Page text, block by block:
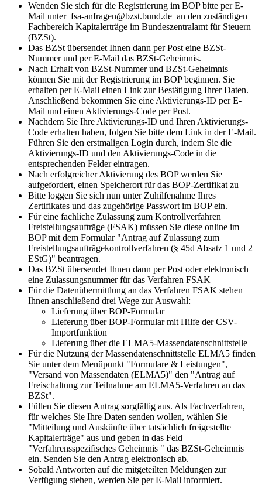
Wenden Sie sich für die Registrierung im BOP bitte per E-
Mail unter fsa-anfragen@bzst.bund.de an den zuständigen
Fachbereich Kapitalerträge im Bundeszentralamt für Steuern
(BZSt).
Das BZSt übersendet Ihnen dann per Post eine BZSt-
Nummer und per E-Mail das BZSt-Geheimnis.
Nach Erhalt von BZSt-Nummer und BZSt-Geheimnis
können Sie mit der Registrierung im BOP beginnen. Sie
erhalten per E-Mail einen Link zur Bestätigung Ihrer Daten.
Anschließend bekommen Sie eine Aktivierungs-ID per E-
Mail und einen Aktivierungs-Code per Post.
Nachdem Sie Ihre Aktivierungs-ID und Ihren Aktivierungs-
Code erhalten haben, folgen Sie bitte dem Link in der E-Mail.
Führen Sie den erstmaligen Login durch, indem Sie die
Aktivierungs-ID und den Aktivierungs-Code in die
entsprechenden Felder eintragen.
Nach erfolgreicher Aktivierung des BOP werden Sie
aufgefordert, einen Speicherort für das BOP-Zertifikat zu
Bitte loggen Sie sich nun unter Zuhilfenahme Ihres
Zertifikates und das zugehörige Passwort im BOP ein.
Für eine fachliche Zulassung zum Kontrollverfahren
Freistellungsaufträge (FSAK) müssen Sie diese online im
BOP mit dem Formular "Antrag auf Zulassung zum
Freistellungsaufträgekontrollverfahren (§ 45d Absatz 1 und 2
EStG)" beantragen.
Das BZSt übersendet Ihnen dann per Post oder elektronisch
eine Zulassungsnummer für das Verfahren FSAK
Für die Datenübermittlung an das Verfahren FSAK stehen
Ihnen anschließend drei Wege zur Auswahl:
Lieferung über BOP-Formular
Lieferung über BOP-Formular mit Hilfe der CSV-
Importfunktion
Lieferung über die ELMA5-Massendatenschnittstelle
Für die Nutzung der Massendatenschnittstelle ELMA5 finden
Sie unter dem Menüpunkt "Formulare & Leistungen",
"Versand von Massendaten (ELMA5)" den "Antrag auf
Freischaltung zur Teilnahme am ELMA5-Verfahren an das
BZSt".
Füllen Sie diesen Antrag sorgfältig aus. Als Fachverfahren,
für welches Sie Ihre Daten senden wollen, wählen Sie
"Mitteilung und Auskünfte über tatsächlich freigestellte
Kapitalerträge" aus und geben in das Feld
"Verfahrensspezifisches Geheimnis " das BZSt-Geheimnis
ein. Senden Sie den Antrag elektronisch ab.
Sobald Antworten auf die mitgeteilten Meldungen zur
Verfügung stehen, werden Sie per E-Mail informiert.